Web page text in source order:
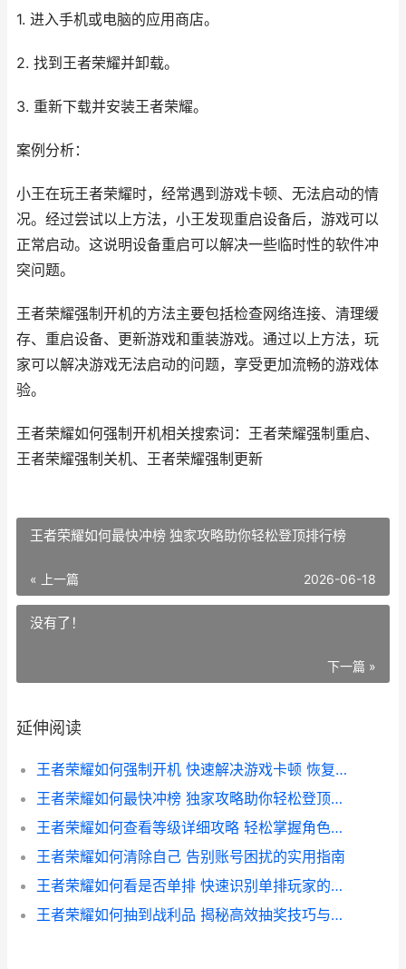
1. 进入手机或电脑的应用商店。
2. 找到王者荣耀并卸载。
3. 重新下载并安装王者荣耀。
案例分析：
小王在玩王者荣耀时，经常遇到游戏卡顿、无法启动的情
况。经过尝试以上方法，小王发现重启设备后，游戏可以
正常启动。这说明设备重启可以解决一些临时性的软件冲
突问题。
王者荣耀强制开机的方法主要包括检查网络连接、清理缓
存、重启设备、更新游戏和重装游戏。通过以上方法，玩
家可以解决游戏无法启动的问题，享受更加流畅的游戏体
验。
王者荣耀如何强制开机相关搜索词：王者荣耀强制重启、
王者荣耀强制关机、王者荣耀强制更新
王者荣耀如何最快冲榜 独家攻略助你轻松登顶排行榜
« 上一篇 2026-06-18
没有了！
下一篇 »
延伸阅读
王者荣耀如何强制开机 快速解决游戏卡顿 恢复流畅体验攻略
王者荣耀如何最快冲榜 独家攻略助你轻松登顶排行榜
王者荣耀如何查看等级详细攻略 轻松掌握角色实力 提升竞技水平
王者荣耀如何清除自己 告别账号困扰的实用指南
王者荣耀如何看是否单排 快速识别单排玩家的实用技巧解析
王者荣耀如何抽到战利品 揭秘高效抽奖技巧与攻略